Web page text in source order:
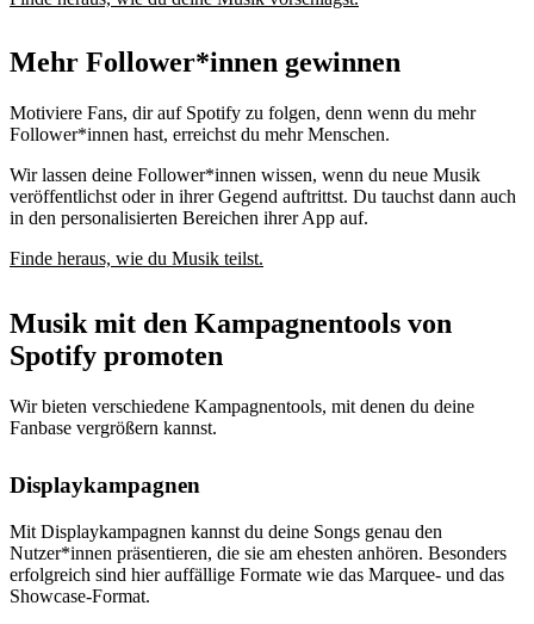
Mehr Follower*innen gewinnen
Motiviere Fans, dir auf Spotify zu folgen, denn wenn du mehr
Follower*innen hast, erreichst du mehr Menschen.
Wir lassen deine Follower*innen wissen, wenn du neue Musik
veröffentlichst oder in ihrer Gegend auftrittst. Du tauchst dann auch
in den personalisierten Bereichen ihrer App auf.
Finde heraus, wie du Musik teilst.
Musik mit den Kampagnentools von
Spotify promoten
Wir bieten verschiedene Kampagnentools, mit denen du deine
Fanbase vergrößern kannst.
Displaykampagnen
Mit Displaykampagnen kannst du deine Songs genau den
Nutzer*innen präsentieren, die sie am ehesten anhören. Besonders
erfolgreich sind hier auffällige Formate wie das Marquee- und das
Showcase-Format.